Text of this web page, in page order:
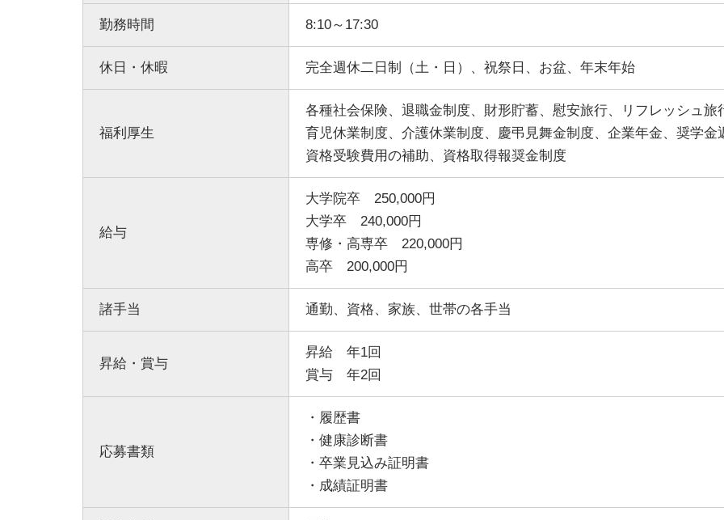
勤務時間 8:10～17:30
休日・休暇 完全週休二日制（土・日）、祝祭日、お盆、年末年始
福利厚生
各種社会保険、退職金制度、財形貯蓄、慰安旅行、リフレッシュ
育児休業制度、介護休業制度、慶弔見舞金制度、企業年金、奨学金
資格受験費用の補助、資格取得報奨金制度
給与
大学院卒 250,000円
大学卒 240,000円
専修・高専卒 220,000円
高卒 200,000円
諸手当 通勤、資格、家族、世帯の各手当
昇給・賞与
昇給 年1回
賞与 年2回
応募書類
・履歴書
・健康診断書
・卒業見込み証明書
・成績証明書